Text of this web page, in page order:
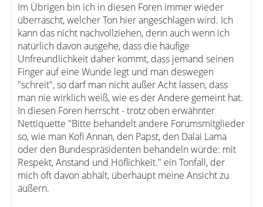
Im Übrigen bin ich in diesen Foren immer wieder
überrascht, welcher Ton hier angeschlagen wird. Ich
kann das nicht nachvollziehen, denn auch wenn ich
natürlich davon ausgehe, dass die häufige
Unfreundlichkeit daher kommt, dass jemand seinen
Finger auf eine Wunde legt und man deswegen
"schreit", so darf man nicht außer Acht lassen, dass
man nie wirklich weiß, wie es der Andere gemeint hat.
In diesen Foren herrscht - trotz oben erwähnter
Nettiquette "Bitte behandelt andere Forumsmitglieder
so, wie man Kofi Annan, den Papst, den Dalai Lama
oder den Bundespräsidenten behandeln würde: mit
Respekt, Anstand und Höflichkeit." ein Tonfall, der
mich oft davon abhält, überhaupt meine Ansicht zu
äußern.